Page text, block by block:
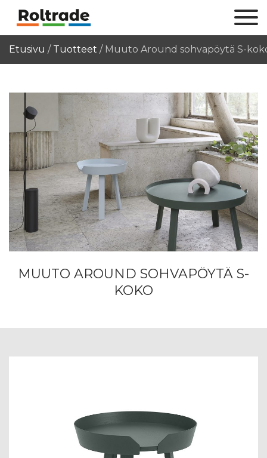
Etusivu / Tuotteet / Muuto Around sohvapöytä S-
MUUTO AROUND SOHVAPÖYTÄ S-
KOKO